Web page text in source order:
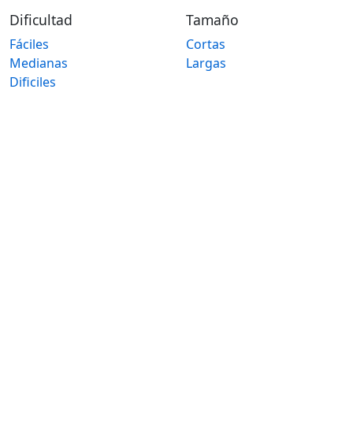
Dificultad
Fáciles
Medianas
Dificiles
Tamaño
Cortas
Largas